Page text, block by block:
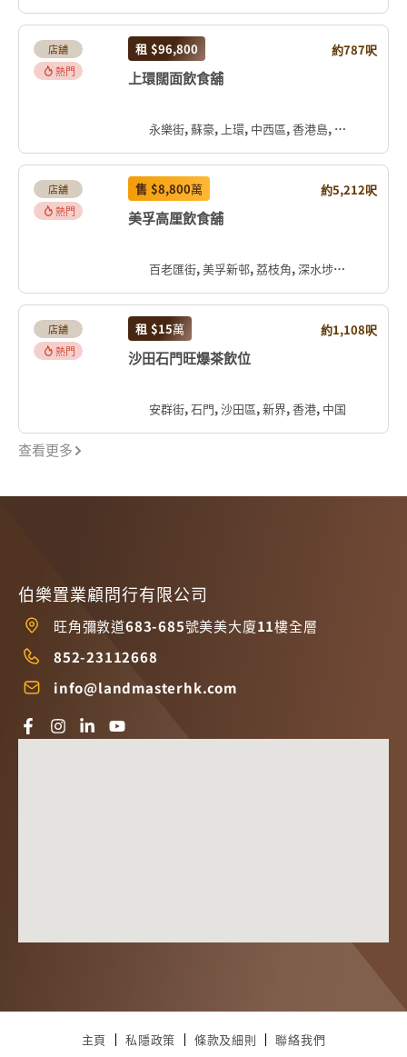
查看更多
店舖
熱門
租 $96,800 約787呎
上環闊面飲食舖
永樂街, 蘇豪, 上環, 中西區, 香港島, 香港, 中国
店舖
熱門
售 $8,800萬 約5,212呎
美孚高厘飲食舖
百老匯街, 美孚新邨, 荔枝角, 深水埗區, 九龍, 香港, 中国
店舖
熱門
租 $15萬 約1,108呎
沙田石門旺爆茶飲位
安群街, 石門, 沙田區, 新界, 香港, 中国
伯樂置業顧問行有限公司
旺角彌敦道683-685號美美大廈11樓全層
852-23112668
info@landmasterhk.com
主頁 私隱政策 條款及細則 聯絡我們